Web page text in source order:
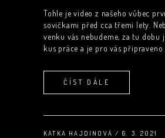
Tohle je video z našeho vůbec
sovičkami před cca třemi lety.
venku vás nebudeme, za tu dobu
kus práce a je pro vás připraveno
ČÍST DÁLE
KATKA HAJDINOVÁ 6. 3. 2021